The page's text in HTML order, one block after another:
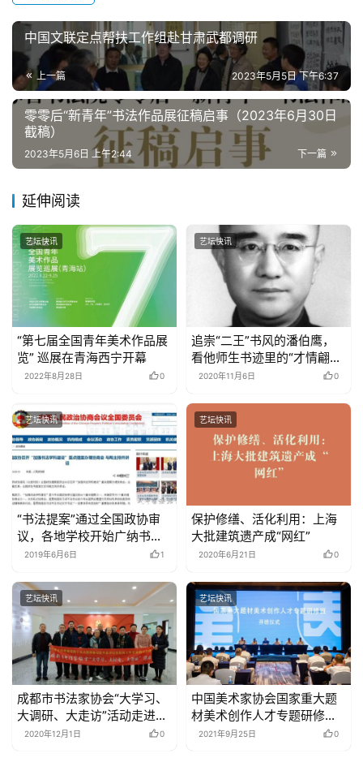
中国文联定点帮扶工作组赴甘肃武都调研
上一篇 2023年5月5日 下午6:37
零零后“新青年”书法作品展征稿启事（2023年6月30日
截稿）
下一篇
2023年5月6日 上午2:44
延伸阅读
艺坛快讯
“第七届全国青年美术作品展
览” 巡展在青海西宁开幕
2022年8月28日 0
艺坛快讯
追崇“二王”书风的潘伯鹰，
看他师生书迹里的“才情翩
翩”
2020年11月6日 0
艺坛快讯
“书法提案”通过全国政协审
议，各地学校开始广纳书法
人才！ –
2019年6月6日 1
艺坛快讯
保护修缮、活化利用：上海
大批建筑遗产成“网红”
2020年6月21日 0
艺坛快讯
成都市书法家协会“大学习、
大调研、大走访”活动走进大
邑县经济开发区党群活动服
2020年12月1日 0
艺坛快讯
中国美术家协会国家重大题
材美术创作人才专题研修班
在重庆开班
2021年9月25日 0